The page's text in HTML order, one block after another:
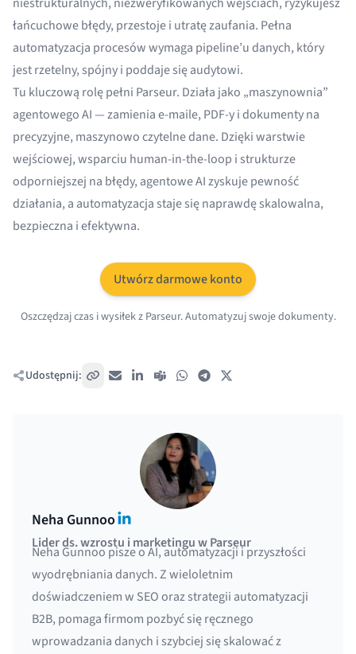
łańcuchowe błędy, przestoje i utratę zaufania. Pełna
automatyzacja procesów wymaga pipeline’u danych, który
jest rzetelny, spójny i poddaje się audytowi.
Tu kluczową rolę pełni Parseur. Działa jako „maszynownia”
agentowego AI — zamienia e-maile, PDF-y i dokumenty na
precyzyjne, maszynowo czytelne dane. Dzięki warstwie
wejściowej, wsparciu human-in-the-loop i strukturze
odporniejszej na błędy, agentowe AI zyskuje pewność
działania, a automatyzacja staje się naprawdę skalowalna,
bezpieczna i efektywna.
Utwórz darmowe konto
Oszczędzaj czas i wysiłek z Parseur. Automatyzuj swoje dokumenty.
Udostępnij: Skopiuj link
E-mail LinkedIn
Teams WhatsAppTelegram
Neha GunnooLinkedIn
Lider ds. wzrostu i marketingu w Parseur
Neha Gunnoo pisze o AI, automatyzacji i przyszłości
wyodrębniania danych. Z wieloletnim
doświadczeniem w SEO oraz strategii automatyzacji
B2B, pomaga firmom pozbyć się ręcznego
wprowadzania danych i szybciej się skalować z